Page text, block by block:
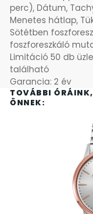
TOVÁBBI
ÖNNEK:
perc), Dátum,
Menetes hátlap,
Sötétben
foszforeszkáló
Limitáció 50 db
található
Garancia: 2 év
SANTA BARBARA
SECTOR
SEIKO
SENCOR